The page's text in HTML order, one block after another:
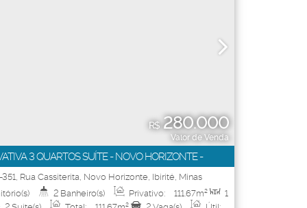
R$280.000
Valor de Venda
3 QUARTOS SUÍTE - NOVO HORIZONTE -
351, Rua Cassiterita, Novo Horizonte, Ibirité, Minas
2 Banheiro(s) Privativo: 111.67m²
1